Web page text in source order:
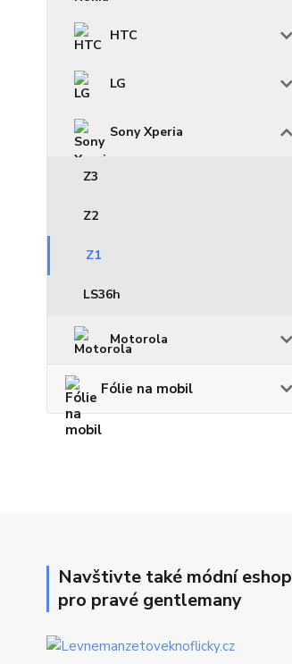
HTC
LG
Sony Xperia
Z3
Z2
Z1
LS36h
Motorola
Fólie na mobil
Navštivte také módní eshop
pro pravé gentlemany